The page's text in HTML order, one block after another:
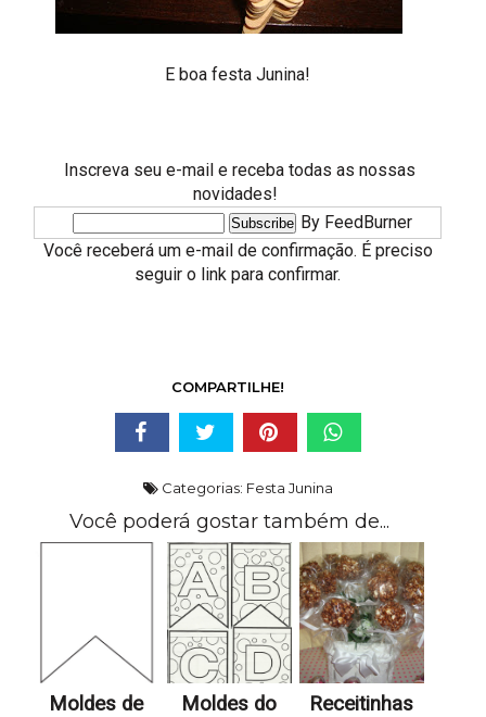
E boa festa Junina!
Inscreva seu e-mail e receba todas as nossas
novidades!
By FeedBurner
Você receberá um e-mail de confirmação. É preciso
seguir o link para confirmar.
COMPARTILHE!
Categorias: Festa Junina
Você poderá gostar também de...
Moldes de
Moldes do
Receitinhas